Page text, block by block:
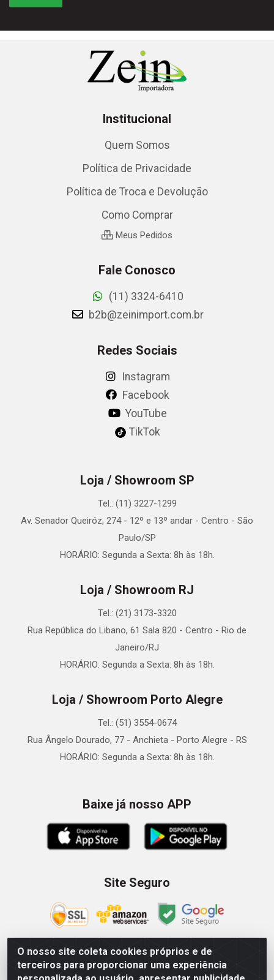
O nosso site coleta cookies próprios e de
terceiros para proporcionar uma experiência
Institucional
Quem Somos
Política de Privacidade
Política de Troca e Devolução
Como Comprar
Meus Pedidos
Fale Conosco
(11) 3324-6410
b2b@zeinimport.com.br
Redes Sociais
Instagram
Facebook
YouTube
TikTok
Loja / Showroom SP
Tel.: (11) 3227-1299
Av. Senador Queiróz, 274 - 12º e 13º andar - Centro - São
Paulo/SP
HORÁRIO: Segunda a Sexta: 8h às 18h.
Loja / Showroom RJ
Tel.: (21) 3173-3320
Rua República do Libano, 61 Sala 820 - Centro - Rio de
Janeiro/RJ
HORÁRIO: Segunda a Sexta: 8h às 18h.
Loja / Showroom Porto Alegre
Tel.: (51) 3554-0674
Rua Ângelo Dourado, 77 - Anchieta - Porto Alegre - RS
HORÁRIO: Segunda a Sexta: 8h às 18h.
Baixe já nosso APP
Site Seguro
Zein Importação e Comércio LTDA - Av. Senador Queiróz, 274